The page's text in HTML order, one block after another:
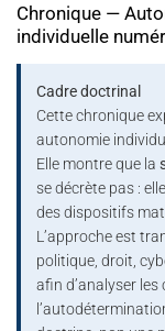
Chronique —
individuelle
Cadre doctrinal
Cette chronique
autonomie
Elle montre que la
se décrète pas :
des dispositifs
L’approche est
politique, droit,
afin d’analyser